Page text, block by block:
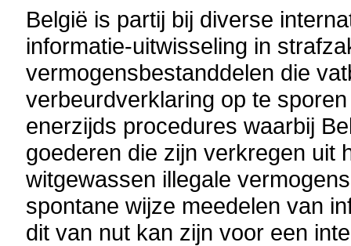
België is partij bij diverse
informatie-uitwisseling in
vermogensbestanddelen die
verbeurdverklaring op te
enerzijds procedures waarbij
goederen die zijn verkregen uit
witgewassen illegale
spontane wijze meedelen van
dit van nut kan zijn voor een